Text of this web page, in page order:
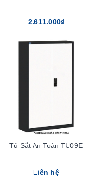
2.611.000₫
Tủ Sắt An Toàn TU09E
Liên hệ